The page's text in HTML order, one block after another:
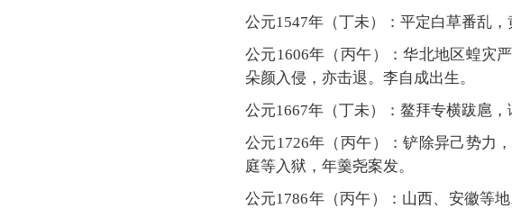
公元1547年（丁未）：平定白草番乱
公元1606年（丙午）：华北地区蝗灾
朵颜入侵，亦击退。李自成出生。
公元1667年（丁未）：鳌拜专横跋扈
公元1726年（丙午）：铲除异己势力
庭等入狱，年羹尧案发。
公元1786年（丙午）：山西、安徽等